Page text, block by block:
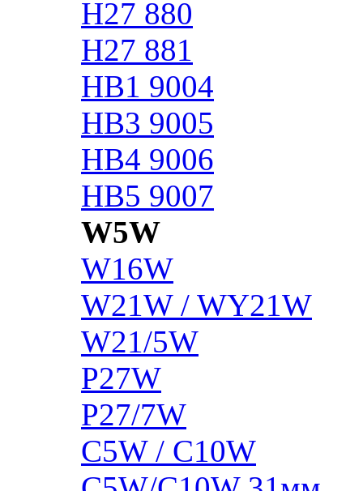
H27 880
H27 881
HB1 9004
HB3 9005
HB4 9006
HB5 9007
W5W
W16W
W21W / WY21W
W21/5W
P27W
P27/7W
C5W / C10W